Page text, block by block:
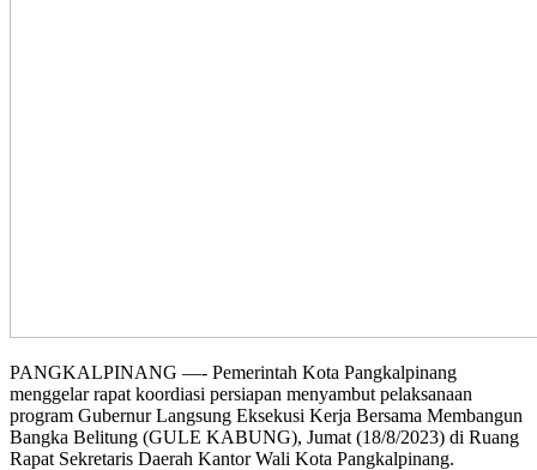
PANGKALPINANG —- Pemerintah Kota Pangkalpinang
menggelar rapat koordiasi persiapan menyambut pelaksanaan
program Gubernur Langsung Eksekusi Kerja Bersama Membangun
Bangka Belitung (GULE KABUNG), Jumat (18/8/2023) di Ruang
Rapat Sekretaris Daerah Kantor Wali Kota Pangkalpinang.